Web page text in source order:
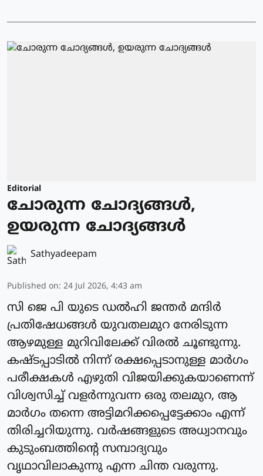
Editorial
ചോരുന്ന ചോദ്യങ്ങൾ,
ഉയരുന്ന ചോദ്യങ്ങൾ
Sathyadeepam
Published on: 24 Jul 2026, 4:43 am
സി ജെ പി യുടെ ഡൽഹി ജന്തർ മന്ദിർ
പ്രതിഷേധങ്ങൾ യുവതലമുറ നേരിടുന്ന
ആഴമുള്ള മുറിവിലേക്ക് വിരൽ ചൂണ്ടുന്നു.
കഷ്ടപ്പാടിൽ നിന്ന് രക്ഷപ്പെടാനുള്ള മാർഗം
പരീക്ഷകൾ എഴുതി വിജയിക്കുകയാണെന്ന്
വിശ്വസിച്ച് വളർന്നുവന്ന ഒരു തലമുറ, ആ
മാർഗം തന്നെ അട്ടിമറിക്കപ്പെട്ടേക്കാം എന്ന്
തിരിച്ചറിയുന്നു. വർഷങ്ങളുടെ അധ്വാനവും
കുടുംബത്തിന്റെ സമ്പാദ്യവും
വൃഥാവിലാകുന്നു എന്ന ചിന്ത വരുന്നു.